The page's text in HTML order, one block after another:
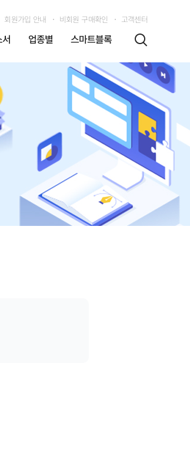
업종별 스마트블록
회원가입 안내 비회원 구매확인 고객센터